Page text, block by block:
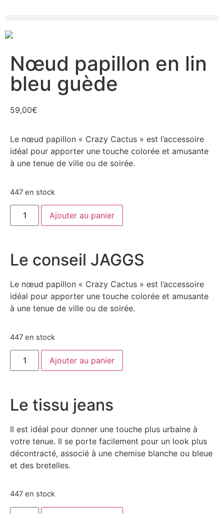
Nœud papillon en lin
bleu guède
59,00€
Le nœud papillon « Crazy Cactus » est l’accessoire
idéal pour apporter une touche colorée et amusante
à une tenue de ville ou de soirée.
447 en stock
Ajouter au panier
Le conseil JAGGS
Le nœud papillon « Crazy Cactus » est l’accessoire
idéal pour apporter une touche colorée et amusante
à une tenue de ville ou de soirée.
447 en stock
Ajouter au panier
Le tissu jeans
Il est idéal pour donner une touche plus urbaine à
votre tenue. Il se porte facilement pour un look plus
décontracté, associé à une chemise blanche ou bleue
et des bretelles.
447 en stock